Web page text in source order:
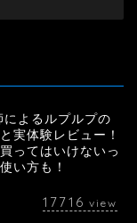
によるルプルプの
実体験レビュー！
ってはいけないっ
い方も！
17716 view